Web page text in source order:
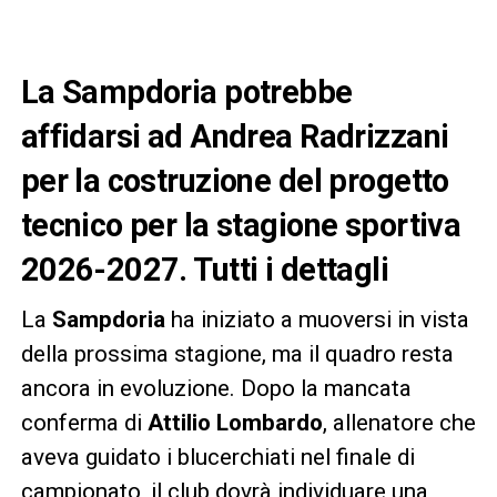
La Sampdoria potrebbe
affidarsi ad Andrea Radrizzani
per la costruzione del progetto
tecnico per la stagione sportiva
2026-2027. Tutti i dettagli
La Sampdoriaha iniziato a muoversi in vista
della prossima stagione, ma il quadro resta
ancora in evoluzione. Dopo la mancata
conferma di Attilio Lombardo, allenatore che
aveva guidato i blucerchiati nel finale di
campionato, il club dovrà individuare una